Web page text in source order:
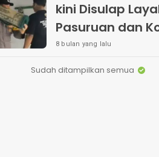
kini Disulap
Pasuruan dan
8 bulan yang lalu
Sudah ditampilkan semua